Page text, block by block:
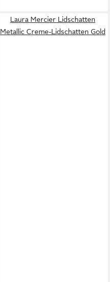
Laura Mercier Lidschatten
Metallic Creme-Lidschatten Gold